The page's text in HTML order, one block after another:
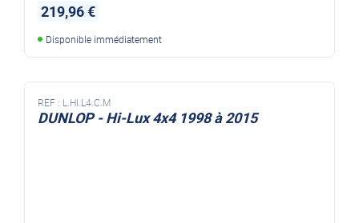
219,96 €
Disponible immédiatement
REF : L.HI.L4.C.M
DUNLOP - Hi-Lux 4x4 1998 à 2015